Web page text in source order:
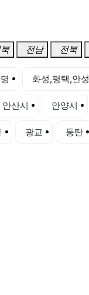
전남 전북
화성,평택,안성
안산시 안양시
광교 동탄